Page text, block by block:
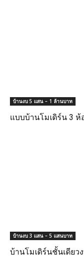
บ้านงบ 5 แสน – 1 ล้านบาท
แบบบ้านโมเดิร์น 3 ห้
บ้านงบ 3 แสน – 5 แสนบาท
บ้านโมเดิร์นชั้นเดียว